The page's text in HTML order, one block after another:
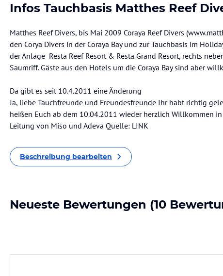
Infos Tauchbasis Matthes Reef
Matthes Reef Divers, bis Mai 2009 Coraya Reef Divers
den Corya Divers in der Coraya Bay und zur Tauchbasis im
der Anlage Resta Reef Resort & Resta Grand Resort, rechts
Saumriff. Gäste aus den Hotels um die Coraya Bay sind aber
Da gibt es seit 10.4.2011 eine Änderung
Ja, liebe Tauchfreunde und Freundesfreunde Ihr habt richtig
heißen Euch ab dem 10.04.2011 wieder herzlich Willkommen
Leitung von Miso und Adeva Quelle: LINK
Beschreibung bearbeiten
Neueste Bewertungen (10